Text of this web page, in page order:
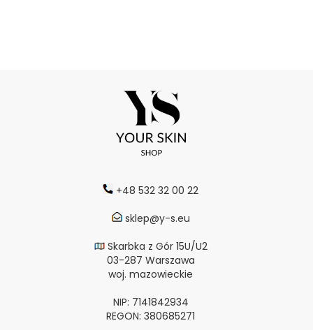
+48 532 32 00 22
sklep@y-s.eu
Skarbka z Gór 15U/U2
03-287 Warszawa
woj. mazowieckie
NIP: 7141842934
REGON: 380685271